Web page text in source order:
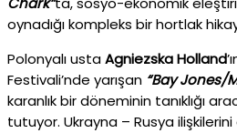
oynadığı kompleks bir hortlak
Polonyalı ustaAgniezska Holland
Festivali’nde yarışan “Bay Jones/
karanlık bir döneminin tanıklığı
tutuyor. Ukrayna – Rusya